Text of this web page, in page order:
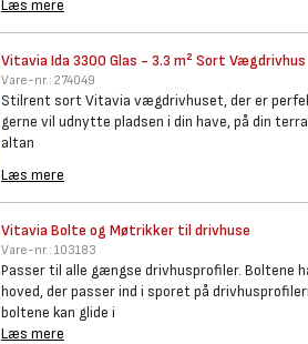
Læs mere
Vitavia Ida 3300 Glas - 3.3 m² Sort Vægdrivhus
Vare-nr.: 274049
Stilrent sort Vitavia vægdrivhuset, der er
gerne vil udnytte pladsen i din have, på din
altan
Læs mere
Vitavia Bolte og Møtrikker til drivhuse
Vare-nr.: 103183
Passer til alle gængse drivhusprofiler. Boltene
hoved, der passer ind i sporet på
boltene kan glide i
Læs mere